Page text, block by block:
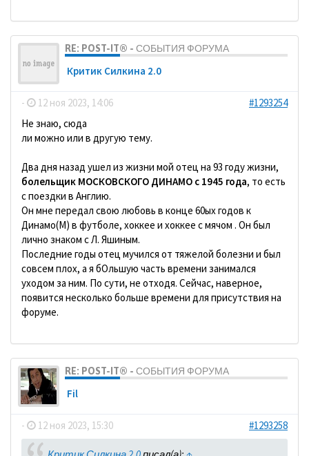
RE: POST-IT® - СОБЫТИЯ ФОРУМА
Критик Силкина 2.0
- 12 ноя 2023, 14:06
#1293254
Не знаю, сюда
ли можно или в другую тему.
Два дня назад ушел из жизни мой отец на 93 году жизни,
болельщик МОСКОВСКОГО ДИНАМО с 1945 года, то есть
с поездки в Англию.
Он мне передал свою любовь в конце 60ых годов к
Динамо(М) в футболе, хоккее и хоккее с мячом . Он был
лично знаком с Л. Яшиным.
Последние годы отец мучился от тяжелой болезни и был
совсем плох, а я бОльшую часть времени занимался
уходом за ним. По сути, не отходя. Сейчас, наверное,
появится несколько больше времени для присутствия на
форуме.
RE: POST-IT® - СОБЫТИЯ ФОРУМА
Fil
- 12 ноя 2023, 15:30 #1293258